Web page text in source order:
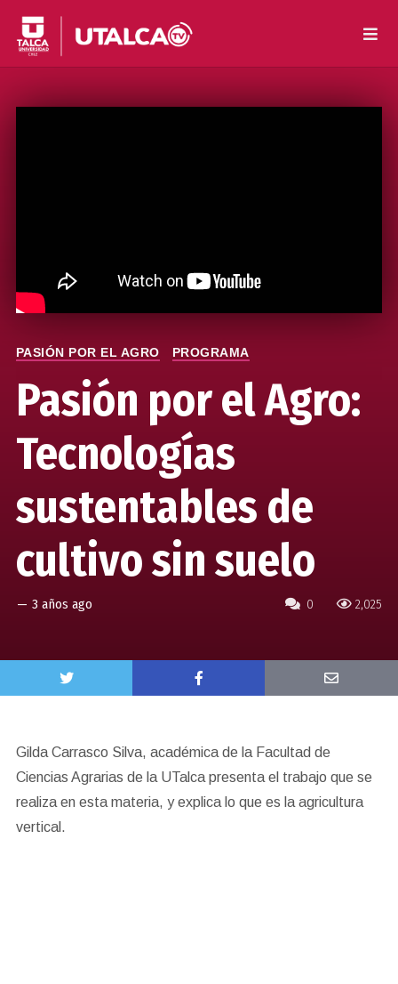
0 2,025
PASIÓN POR EL AGRO PROGRAMA
Pasión por el Agro:
Tecnologías
sustentables de
cultivo sin suelo
— 3 años ago
Gilda Carrasco Silva, académica de la Facultad de
Ciencias Agrarias de la UTalca presenta el trabajo que se
realiza en esta materia, y explica lo que es la agricultura
vertical.